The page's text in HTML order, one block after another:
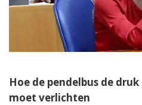
Hoe de pendelbus de
moet verlichten